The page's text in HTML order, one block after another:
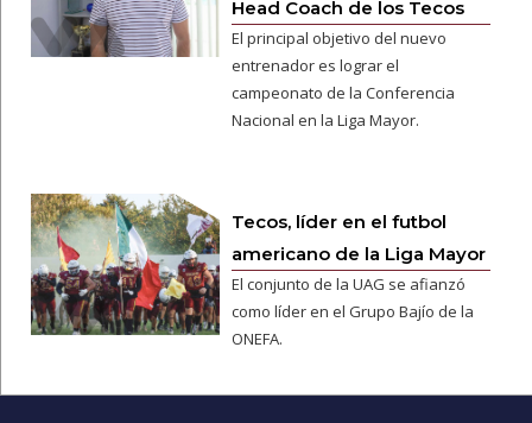
Head Coach de los Tecos
El principal objetivo del nuevo
entrenador es lograr el
campeonato de la Conferencia
Nacional en la Liga Mayor.
Tecos, líder en el futbol
americano de la Liga Mayor
El conjunto de la UAG se afianzó
como líder en el Grupo Bajío de la
ONEFA.